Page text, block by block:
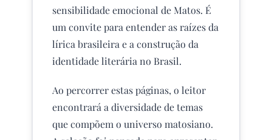
sensibilidade emocional de Matos. É
um convite para entender as raízes da
lírica brasileira e a construção da
identidade literária no Brasil.
Ao percorrer estas páginas, o leitor
encontrará a diversidade de temas
que compõem o universo matosiano.